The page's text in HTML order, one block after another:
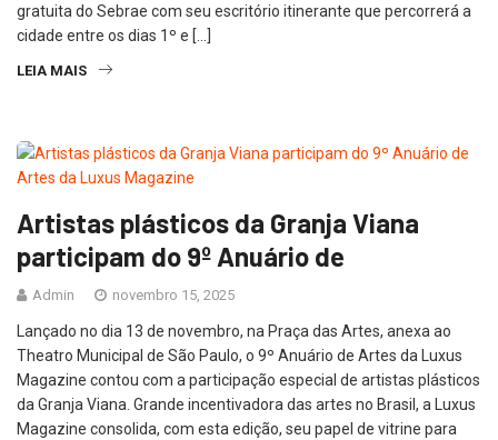
gratuita do Sebrae com seu escritório itinerante que percorrerá a
cidade entre os dias 1º e […]
LEIA MAIS
Artistas plásticos da Granja Viana
participam do 9º Anuário de
Admin novembro 15, 2025
Lançado no dia 13 de novembro, na Praça das Artes, anexa ao
Theatro Municipal de São Paulo, o 9º Anuário de Artes da Luxus
Magazine contou com a participação especial de artistas plásticos
da Granja Viana. Grande incentivadora das artes no Brasil, a Luxus
Magazine consolida, com esta edição, seu papel de vitrine para